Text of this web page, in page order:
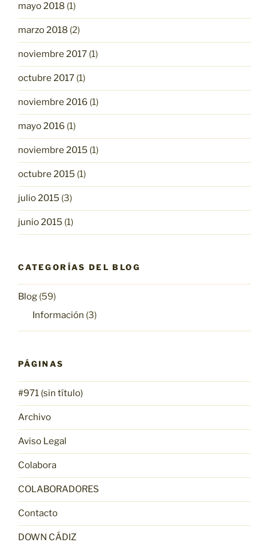
mayo 2018 (1)
marzo 2018 (2)
noviembre 2017 (1)
octubre 2017 (1)
noviembre 2016 (1)
mayo 2016 (1)
noviembre 2015 (1)
octubre 2015 (1)
julio 2015 (3)
junio 2015 (1)
CATEGORÍAS DEL BLOG
Blog (59)
Información (3)
PÁGINAS
#971 (sin título)
Archivo
Aviso Legal
Colabora
COLABORADORES
Contacto
DOWN CÁDIZ